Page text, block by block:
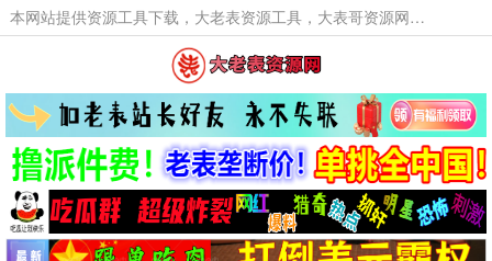
本网站提供资源工具下载，大老表资源工具，大表哥资源网软件工具，大老表资源下载，活动线报福利资源分享,活动线报，大型网游经典游戏，网络热门技术游戏辅助交流与分享。